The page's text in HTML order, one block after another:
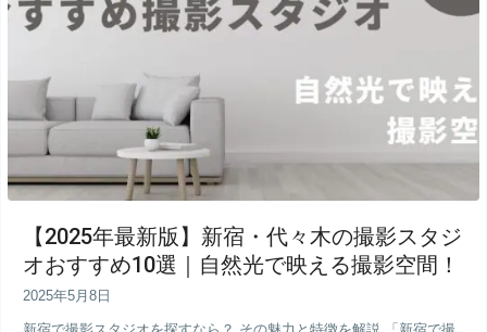
【2025年最新版】新宿・代々木の撮影スタジ
オおすすめ10選｜自然光で映える撮影空間！
2025年5月8日